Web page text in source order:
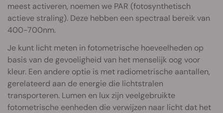
meest activeren, noemen we PAR (fotosynthetisch
actieve straling). Deze hebben een spectraal bereik van
400-700nm.
Je kunt licht meten in fotometrische hoeveelheden op
basis van de gevoeligheid van het menselijk oog voor
kleur. Een andere optie is met radiometrische aantallen,
gerelateerd aan de energie die lichtstralen
transporteren. Lumen en lux zijn veelgebruikte
fotometrische eenheden die verwijzen naar licht dat het